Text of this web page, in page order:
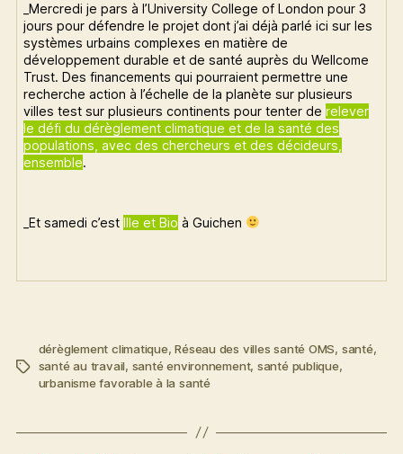
_Mercredi je pars à l’University College of London pour 3
jours pour défendre le projet dont j’ai déjà parlé ici sur les
systèmes urbains complexes en matière de
développement durable et de santé auprès du Wellcome
Trust. Des financements qui pourraient permettre une
recherche action à l’échelle de la planète sur plusieurs
villes test sur plusieurs continents pour tenter derelever
le défi du dérèglement climatique et de la santé des
populations, avec des chercheurs et des décideurs,
ensemble.
_Et samedi c’estIlle et Bio à Guichen
Étiquettes
dérèglement climatique,Réseau des villes santé OMS, santé,
santé au travail, santé environnement, santé publique,
urbanisme favorable à la santé